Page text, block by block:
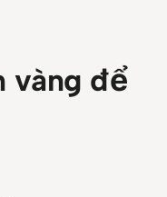
vàng để